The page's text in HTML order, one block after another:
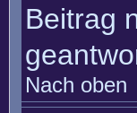
Beitrag
Nach oben